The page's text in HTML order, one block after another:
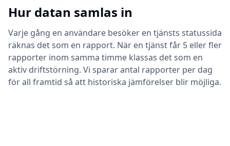
Hur datan samlas in
Varje gång en användare besöker en tjänsts statussida
räknas det som en rapport. När en tjänst får 5 eller fler
rapporter inom samma timme klassas det som en
aktiv driftstörning. Vi sparar antal rapporter per dag
för all framtid så att historiska jämförelser blir möjliga.